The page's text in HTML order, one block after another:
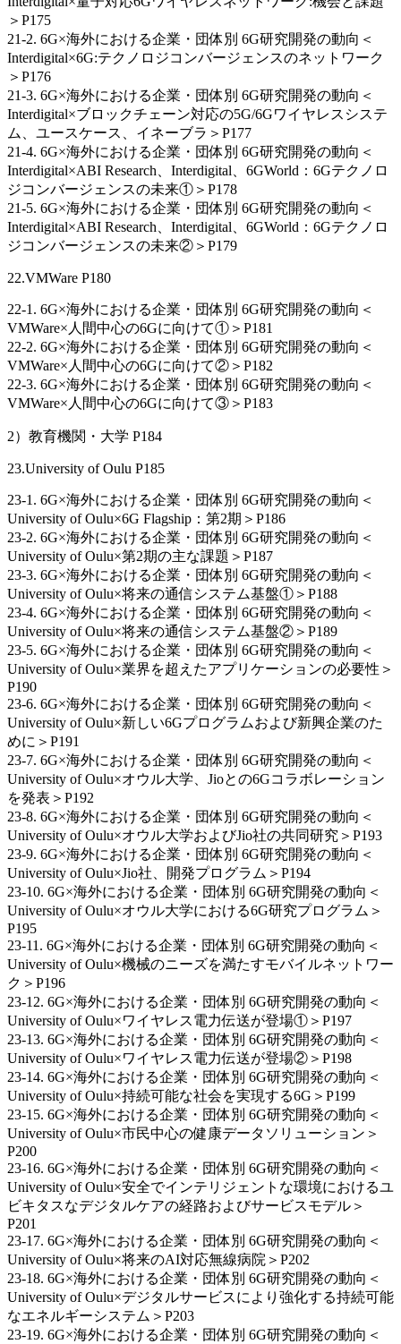
＞P175
21-2. 6G×海外における企業・団体別 6G研究開発の動向＜
Interdigital×6G:テクノロジコンバージェンスのネットワーク
＞P176
21-3. 6G×海外における企業・団体別 6G研究開発の動向＜
Interdigital×ブロックチェーン対応の5G/6Gワイヤレスシステ
ム、ユースケース、イネーブラ＞P177
21-4. 6G×海外における企業・団体別 6G研究開発の動向＜
Interdigital×ABI Research、Interdigital、6GWorld：6Gテクノロ
ジコンバージェンスの未来①＞P178
21-5. 6G×海外における企業・団体別 6G研究開発の動向＜
Interdigital×ABI Research、Interdigital、6GWorld：6Gテクノロ
ジコンバージェンスの未来②＞P179
22.VMWare P180
22-1. 6G×海外における企業・団体別 6G研究開発の動向＜
VMWare×人間中心の6Gに向けて①＞P181
22-2. 6G×海外における企業・団体別 6G研究開発の動向＜
VMWare×人間中心の6Gに向けて②＞P182
22-3. 6G×海外における企業・団体別 6G研究開発の動向＜
VMWare×人間中心の6Gに向けて③＞P183
2）教育機関・大学 P184
23.University of Oulu P185
23-1. 6G×海外における企業・団体別 6G研究開発の動向＜
University of Oulu×6G Flagship：第2期＞P186
23-2. 6G×海外における企業・団体別 6G研究開発の動向＜
University of Oulu×第2期の主な課題＞P187
23-3. 6G×海外における企業・団体別 6G研究開発の動向＜
University of Oulu×将来の通信システム基盤①＞P188
23-4. 6G×海外における企業・団体別 6G研究開発の動向＜
University of Oulu×将来の通信システム基盤②＞P189
23-5. 6G×海外における企業・団体別 6G研究開発の動向＜
University of Oulu×業界を超えたアプリケーションの必要性＞
P190
23-6. 6G×海外における企業・団体別 6G研究開発の動向＜
University of Oulu×新しい6Gプログラムおよび新興企業のた
めに＞P191
23-7. 6G×海外における企業・団体別 6G研究開発の動向＜
University of Oulu×オウル大学、Jioとの6Gコラボレーション
を発表＞P192
23-8. 6G×海外における企業・団体別 6G研究開発の動向＜
University of Oulu×オウル大学およびJio社の共同研究＞P193
23-9. 6G×海外における企業・団体別 6G研究開発の動向＜
University of Oulu×Jio社、開発プログラム＞P194
23-10. 6G×海外における企業・団体別 6G研究開発の動向＜
University of Oulu×オウル大学における6G研究プログラム＞
P195
23-11. 6G×海外における企業・団体別 6G研究開発の動向＜
University of Oulu×機械のニーズを満たすモバイルネットワー
ク＞P196
23-12. 6G×海外における企業・団体別 6G研究開発の動向＜
University of Oulu×ワイヤレス電力伝送が登場①＞P197
23-13. 6G×海外における企業・団体別 6G研究開発の動向＜
University of Oulu×ワイヤレス電力伝送が登場②＞P198
23-14. 6G×海外における企業・団体別 6G研究開発の動向＜
University of Oulu×持続可能な社会を実現する6G＞P199
23-15. 6G×海外における企業・団体別 6G研究開発の動向＜
University of Oulu×市民中心の健康データソリューション＞
P200
23-16. 6G×海外における企業・団体別 6G研究開発の動向＜
University of Oulu×安全でインテリジェントな環境におけるユ
ビキタスなデジタルケアの経路およびサービスモデル＞
P201
23-17. 6G×海外における企業・団体別 6G研究開発の動向＜
University of Oulu×将来のAI対応無線病院＞P202
23-18. 6G×海外における企業・団体別 6G研究開発の動向＜
University of Oulu×デジタルサービスにより強化する持続可能
なエネルギーシステム＞P203
23-19. 6G×海外における企業・団体別 6G研究開発の動向＜